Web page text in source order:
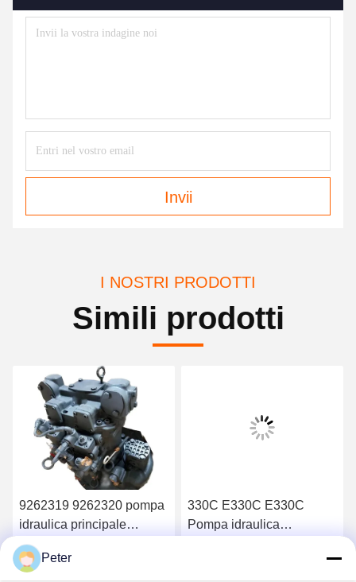
Invii
I NOSTRI PRODOTTI
Simili prodotti
9262319 9262320 pompa
idraulica principale
HPV118 ZX200-3 ZX230
ZX250 ZX270
Ottenga il migliore prezzo
330C E330C E330C
Pompa idraulica
apparecchiatura di pompa
Peter